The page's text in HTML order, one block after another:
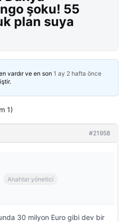
şoku! 55
plan suya
vardır ve en son 1 ay 2 hafta önce
1)
#21958
Anahtar yönetici
30 milyon Euro gibi dev bir